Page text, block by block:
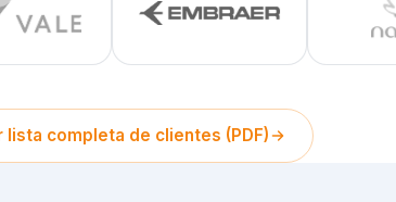
lista completa de clientes (PDF)